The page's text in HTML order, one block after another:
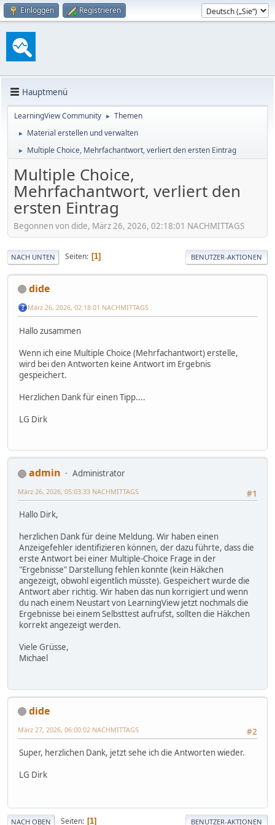
Einloggen Registrieren
Hauptmenü
LearningView Community ► Themen
► Material erstellen und verwalten
► Multiple Choice, Mehrfachantwort, verliert den ersten Eintrag
Multiple Choice,
Mehrfachantwort, verliert den
ersten Eintrag
Begonnen von dide, März 26, 2026, 02:18:01 NACHMITTAGS
NACH UNTEN Seiten 1 BENUTZER-AKTIONEN
dide
März 26, 2026, 02:18:01 NACHMITTAGS
Hallo zusammen
Wenn ich eine Multiple Choice (Mehrfachantwort) erstelle,
wird bei den Antworten keine Antwort im Ergebnis
gespeichert.
Herzlichen Dank für einen Tipp....
LG Dirk
admin
Administrator
#1
März 26, 2026, 05:03:33 NACHMITTAGS
Hallo Dirk,
herzlichen Dank für deine Meldung. Wir haben einen
Anzeigefehler identifizieren können, der dazu führte, dass die
erste Antwort bei einer Multiple-Choice Frage in der
"Ergebnisse" Darstellung fehlen konnte (kein Häkchen
angezeigt, obwohl eigentlich müsste). Gespeichert wurde die
Antwort aber richtig. Wir haben das nun korrigiert und wenn
du nach einem Neustart von LearningView jetzt nochmals die
Ergebnisse bei einem Selbsttest aufrufst, sollten die Häkchen
korrekt angezeigt werden.
Viele Grüsse,
Michael
dide
#2
März 27, 2026, 06:00:02 NACHMITTAGS
Super, herzlichen Dank, jetzt sehe ich die Antworten wieder.
LG Dirk
NACH OBEN Seiten 1 BENUTZER-AKTIONEN